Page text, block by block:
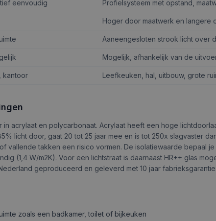
eenvoudig Profielsysteem met opstand,
Hoger door maatwerk en langere
Aaneengesloten strook licht over
Mogelijk, afhankelijk van de
kantoor Leefkeuken, hal, uitbouw, grote
acrylaat en polycarbonaat. Acrylaat heeft een hoge
licht door, gaat 20 tot 25 jaar mee en is tot 250x slagvaster
vallende takken een risico vormen. De isolatiewaarde bepaal je
(1,4 W/m2K). Voor een lichtstraat is daarnaast HR++ glas
geproduceerd en geleverd met 10 jaar fabrieksgarantie.
zoals een badkamer, toilet of bijkeuken